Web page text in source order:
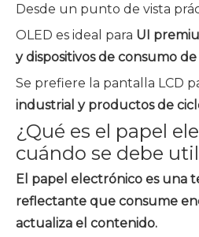
Desde un punto de vista
OLED es ideal para UI
y dispositivos de consumo
Se prefiere la pantalla LCD
industrial y productos de
¿Qué es el papel
cuándo se debe
El papel electrónico es una
reflectante que consume
actualiza el contenido.